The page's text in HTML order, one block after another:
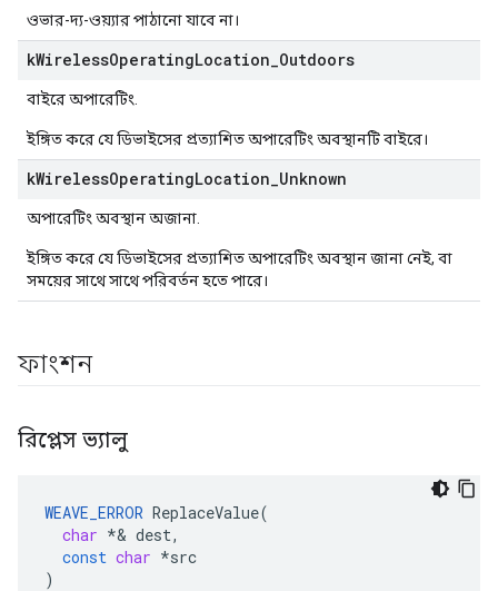
ওভার-দ্য-ওয়্যার পাঠানো যাবে না।
kWirelessOperatingLocation Outdoors
বাইরে অপারেটিং.
ইঙ্গিত করে যে ডিভাইসের প্রত্যাশিত অপারেটিং অবস্থানটি বাইরে।
kWirelessOperatingLocation Unknown
অপারেটিং অবস্থান অজানা.
ইঙ্গিত করে যে ডিভাইসের প্রত্যাশিত অপারেটিং অবস্থান জানা নেই, বা
সময়ের সাথে সাথে পরিবর্তন হতে পারে।
ফাংশন
রিপ্লেস ভ্যালু
WEAVE_ERROR ReplaceValue(
char *& dest,
const char *src
)